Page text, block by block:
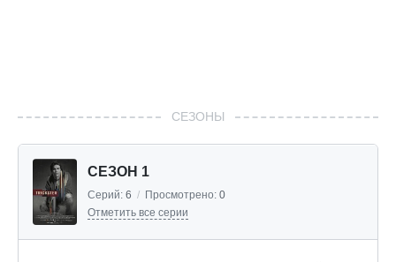
СЕЗОНЫ
СЕЗОН 1
Серий: 6 / Просмотрено: 0
Отметить все серии